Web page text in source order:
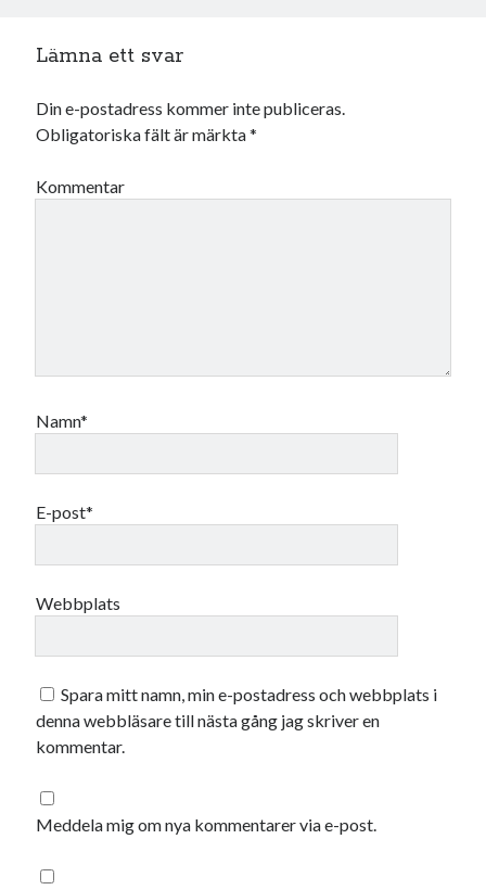
december 2022
oktober 2022
september 2022
juli 2022
december 2021
oktober 2021
Logga in
Lämna ett svar
Din e-postadress kommer inte publiceras.
Obligatoriska fält är märkta*
Kommentar
Namn*
E-post*
Webbplats
Spara mitt namn, min e-postadress och webbplats i
denna webbläsare till nästa gång jag skriver en
kommentar.
Meddela mig om nya kommentarer via e-post.